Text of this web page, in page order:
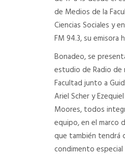
de Medios de la
Ciencias Sociales y
FM 94.3, su emisora
Bonadeo, se
estudio de Radio de
Facultad junto a
Ariel Scher y
Moores, todos
equipo, en el marco
que también tendrá
condimento especial